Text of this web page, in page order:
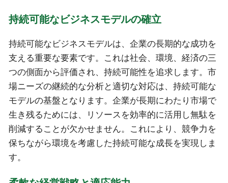
持続可能なビジネスモデルの確立
持続可能なビジネスモデルは、企業の長期的な成功を
支える重要な要素です。これは社会、環境、経済の三
つの側面から評価され、持続可能性を追求します。市
場ニーズの継続的な分析と適切な対応は、持続可能な
モデルの基盤となります。企業が長期にわたり市場で
生き残るためには、リソースを効率的に活用し無駄を
削減することが欠かせません。これにより、競争力を
保ちながら環境を考慮した持続可能な成長を実現しま
す。